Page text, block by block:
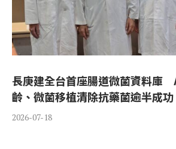
長庚建全台首座腸道微菌資料庫
齡、微菌移植清除抗藥菌逾半成功
2026-07-18